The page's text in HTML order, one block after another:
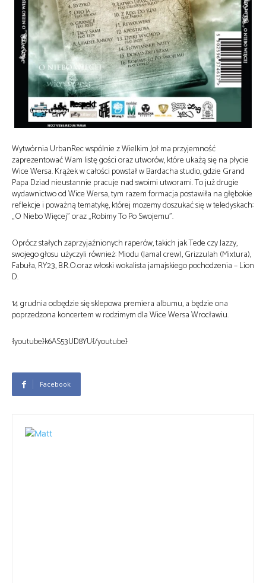
Wytwórnia UrbanRec wspólnie z Wielkim Joł ma przyjemność
zaprezentować Wam listę gości oraz utworów, które ukażą się na płycie
Wice Wersa. Krążek w całości powstał w Bardacha studio, gdzie Grand
Papa Dziad nieustannie pracuje nad swoimi utworami. To już drugie
wydawnictwo od Wice Wersa, tym razem formacja postawiła na głębokie
reflekcje i poważną tematykę, której mozemy doszukać się w teledyskach:
„O Niebo Więcej” oraz „Robimy To Po Swojemu”.
Oprócz stałych zaprzyjaźnionych raperów, takich jak Tede czy Jazzy,
swojego głosu użyczyli również: Miodu (Jamal crew), Grizzulah (Mixtura),
Fabuła, RY23, B.R.O.oraz włoski wokalista jamajskiego pochodzenia – Lion
D.
14 grudnia odbędzie się sklepowa premiera albumu, a będzie ona
poprzedzona koncertem w rodzimym dla Wice Wersa Wrocławiu.
{youtube}k6AS53UD8YU{/youtube}
Facebook